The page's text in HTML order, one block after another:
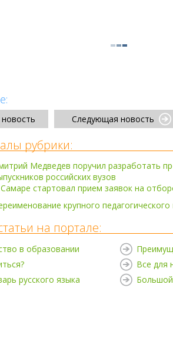
Следующая новость
рубрики:
Медведев поручил разработать
российских вузов
стартовал прием заявок на
крупного
на портале:
в образовании
русского языка
Все для
Большой